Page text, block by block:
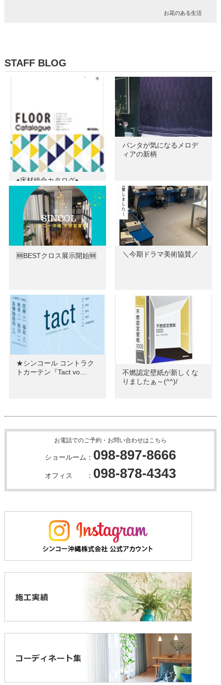
お花のある生活
STAFF BLOG
♦床材総合カタログ♦
パンタが気になるメロデ
ィアの新柄
🆕BESTクロス展示開始🆕 ＼今期ドラマ美術協賛／
★シンコール コントラク
トカーテン『Tact vo…
不燃認定壁紙が新しくな
りましたぁ～(^^)/
お電話でのご予約・お問い合わせはこちら
ショールーム： 098-897-8666
オフィス ： 098-878-4343